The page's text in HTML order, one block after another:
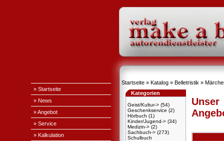
» Startseite
» News
» Angebot
» Service
» Kalkulation
Startseite » Katalog » Belletristik »
Kategorien
Geist/Kultur-> (54)
Geschenkservice (2)
Hörbuch (1)
Kinder/Jugend-> (34)
Medizin-> (2)
Sachbuch-> (273)
Schulbuch
Unser